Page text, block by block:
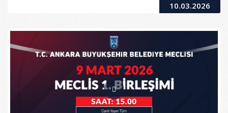
10.03.2026